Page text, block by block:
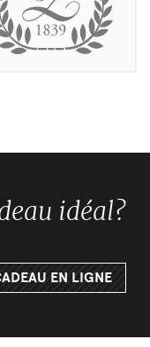
idéal?
EN LIGNE